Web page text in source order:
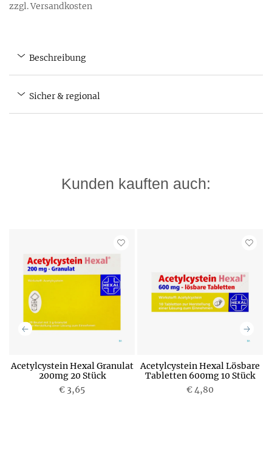
zzgl. Versandkosten
Beschreibung
Sicher & regional
Kunden kauften auch:
Acetylcystein Hexal Granulat
200mg 20 Stück
€ 3,65
Acetylcystein Hexal Lösbare
Tabletten 600mg 10 Stück
€ 4,80